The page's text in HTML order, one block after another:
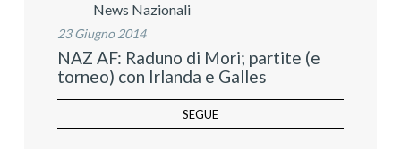
News Nazionali
23 Giugno 2014
NAZ AF: Raduno di Mori; partite (e
torneo) con Irlanda e Galles
SEGUE